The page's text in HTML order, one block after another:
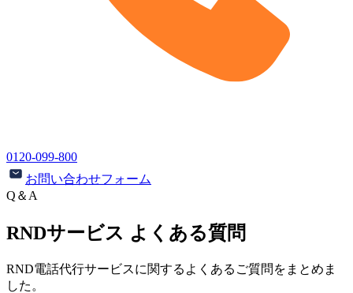
0120-099-800
お問い合わせフォーム
Q＆A
RNDサービス よくある質問
RND電話代行サービスに関するよくあるご質問をまとめま
した。